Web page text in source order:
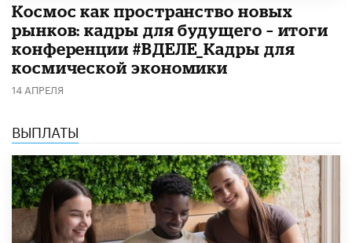
Космос как пространство новых
рынков: кадры для будущего – итоги
конференции #ВДЕЛЕ_Кадры для
космической экономики
14 АПРЕЛЯ
ВЫПЛАТЫ